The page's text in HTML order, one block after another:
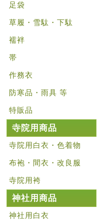
足袋
草履・雪駄・下駄
襦袢
帯
作務衣
防寒品・雨具 等
特販品
寺院用商品
寺院用白衣・色着物
布袍・間衣・改良服
寺院用袴
神社用商品
神社用白衣